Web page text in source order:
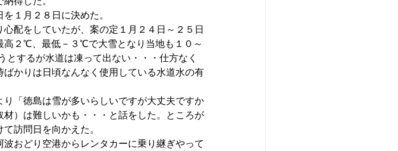
１月２８日に決めた。
配をしていたが、案の定１月２４日～２５日
高２℃、最低－３℃で大雪となり当地も１０～
とするが水道は凍って出ない・・・仕方なく
かりは日頃なんなく使用している水道水の有
「徳島は雪が多いらしいですが大丈夫ですか
）は難しいかも・・・と話をした。ところが
訪問日を向かえた。
おどり空港からレンタカーに乗り継ぎやって